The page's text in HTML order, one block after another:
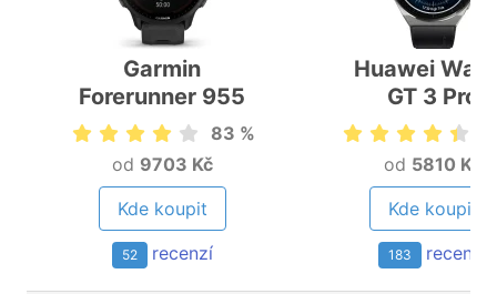
Garmin
Forerunner 955
83 %
od 9703 Kč
Kde koupit
52 recenzí
Huawei
GT 3 Pro
od 5810 Kč
Kde koupit
183 recenzí